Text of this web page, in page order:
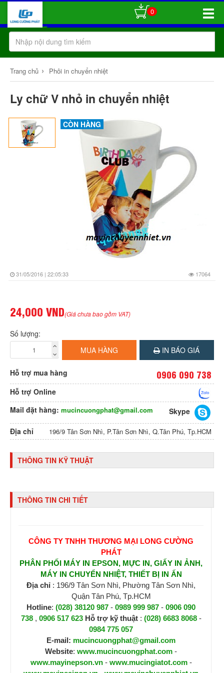
Toggle
0
Trang chủ › Phôi in chuyển nhiệt
Ly chữ V nhỏ in chuyển nhiệt
CÒN HÀNG
31/05/2016 | 22:05:33 17064
24,000 VND(Giá chưa bao gồm VAT)
Số lượng:
MUA HÀNG
IN BÁO GIÁ
Hỗ trợ mua hàng 0906 090 738
Hỗ trợ Online
Mail đặt hàng: mucincuongphat@gmail.com
Skype
Địa chỉ
196/9 Tân Sơn Nhì, P.Tân Sơn Nhì, Q.Tân Phú, Tp.HCM
THÔNG TIN KỸ THUẬT
THÔNG TIN CHI TIẾT
CÔNG TY TNHH THƯƠNG MẠI LONG CƯỜNG
PHÁT
PHÂN PHỐI MÁY IN EPSON, MỰC IN, GIẤY IN ẢNH,
MÁY IN CHUYỂN NHIỆT, THIẾT BỊ IN ẤN
Địa chỉ : 196/9 Tân Sơn Nhì, Phường Tân Sơn Nhì,
Quận Tân Phú, Tp.HCM
Hotline: (028) 38120 987 - 0989 999 987 - 0906 090
738, 0906 517 623 Hỗ trợ kỹ thuật : (028) 6683 8068-
0984 775 057
E-mail: mucincuongphat@gmail.com
Website: www.mucincuongphat.com -
www.mayinepson.vn- www.mucingiatot.com-